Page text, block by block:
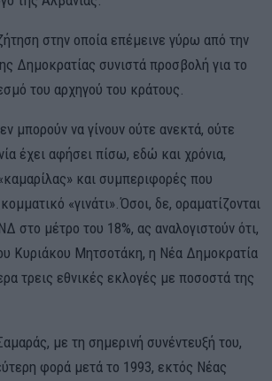
στην οποία επέμεινε γύρω από την
Δημοκρατίας συνιστά προσβολή για το
του αρχηγού του κράτους.
μπορούν να γίνουν ούτε ανεκτά, ούτε
έχει αφήσει πίσω, εδώ και χρόνια,
και συμπεριφορές που
«γινάτι».Όσοι, δε, οραματίζονται
στο μέτρο του 18%, ας αναλογιστούν ότι,
Κυριάκου Μητσοτάκη, η Νέα Δημοκρατία
τρεις εθνικές εκλογές με ποσοστά της
με τη σημερινή συνέντευξή του,
φορά μετά το 1993, εκτός Νέας